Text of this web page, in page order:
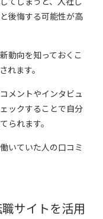
後悔する可能性が高
動向を知っておくこ
れます。
メントやインタビュ
ックすることで自分
られます。
いていた人の口コミ
サイトを活用